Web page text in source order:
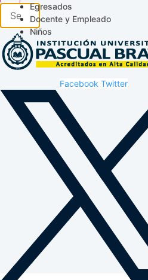
Egresados
Docente y Empleado
Niños
Facebook Twitter